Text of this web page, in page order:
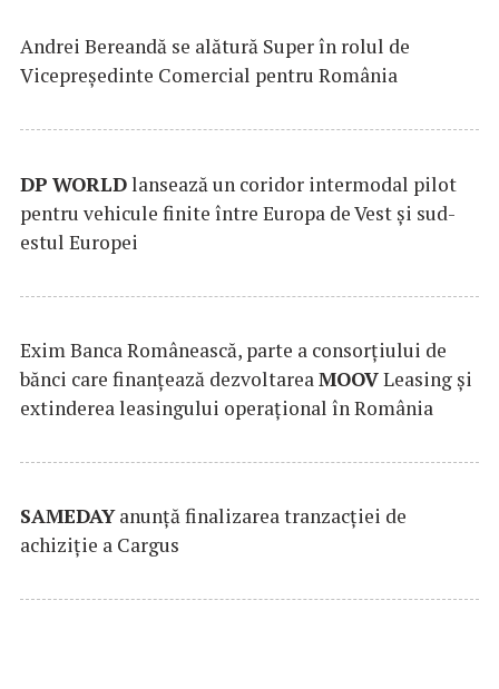
Andrei Bereandă se alătură Super în rolul de
Vicepreședinte Comercial pentru România
DP WORLDlansează un coridor intermodal pilot
pentru vehicule finite între Europa de Vest și sud-
estul Europei
Exim Banca Românească, parte a consorțiului de
bănci care finanțează dezvoltareaMOOVLeasing și
extinderea leasingului operațional în România
SAMEDAYanunță finalizarea tranzacției de
achiziție a Cargus